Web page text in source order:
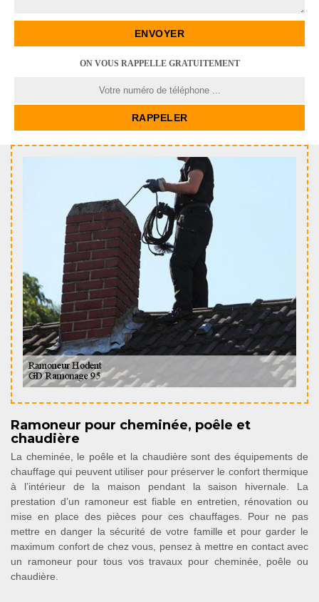
ON VOUS RAPPELLE GRATUITEMENT
Ramoneur pour cheminée, poêle et
chaudière
La cheminée, le poêle et la chaudière sont des équipements de
chauffage qui peuvent utiliser pour préserver le confort thermique
à l’intérieur de la maison pendant la saison hivernale. La
prestation d’un ramoneur est fiable en entretien, rénovation ou
mise en place des pièces pour ces chauffages. Pour ne pas
mettre en danger la sécurité de votre famille et pour garder le
maximum confort de chez vous, pensez à mettre en contact avec
un ramoneur pour tous vos travaux pour cheminée, poêle ou
chaudière.